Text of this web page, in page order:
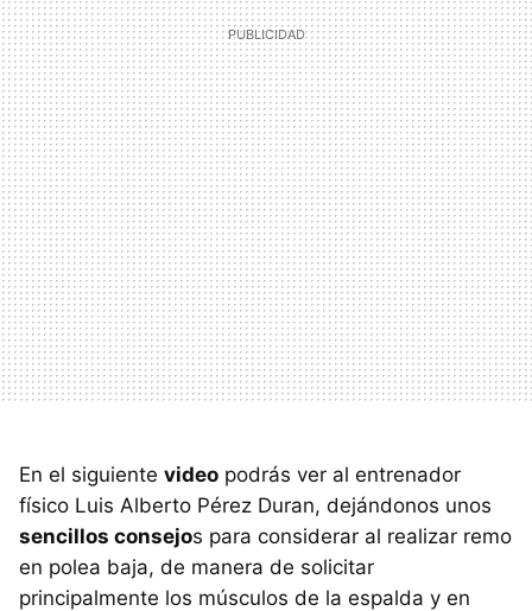
En el siguiente video podrás ver al entrenador
físico Luis Alberto Pérez Duran, dejándonos unos
sencillos consejos para considerar al realizar remo
en polea baja, de manera de solicitar
principalmente los músculos de la espalda y en